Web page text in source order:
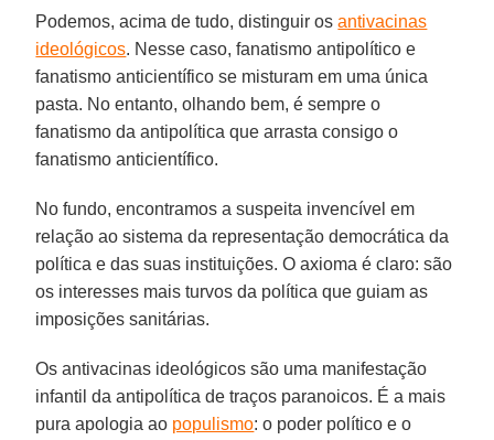
Podemos, acima de tudo, distinguir osantivacinas
ideológicos. Nesse caso, fanatismo antipolítico e
fanatismo anticientífico se misturam em uma única
pasta. No entanto, olhando bem, é sempre o
fanatismo da antipolítica que arrasta consigo o
fanatismo anticientífico.
No fundo, encontramos a suspeita invencível em
relação ao sistema da representação democrática da
política e das suas instituições. O axioma é claro: são
os interesses mais turvos da política que guiam as
imposições sanitárias.
Os antivacinas ideológicos são uma manifestação
infantil da antipolítica de traços paranoicos. É a mais
pura apologia ao populismo: o poder político e o